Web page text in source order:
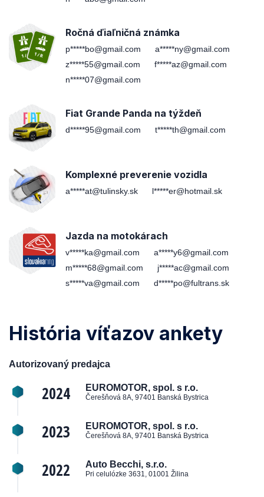
Ročná ďiaľničná známka
p*****bo@gmail.com
a*****ny@gmail.com
z*****55@gmail.com
f*****az@gmail.com
n*****07@gmail.com
Fiat Grande Panda na týždeň
d*****95@gmail.com t*****th@gmail.com
Komplexné preverenie vozidla
a*****at@tulinsky.sk l*****er@hotmail.sk
Jazda na motokárach
v*****ka@gmail.com
a*****y6@gmail.com
m*****68@gmail.com
j*****ac@gmail.com
s*****va@gmail.com
d*****po@fultrans.sk
História víťazov ankety
Autorizovaný predajca
2024 EUROMOTOR, spol. s r.o.
Čerešňová 8A, 97401 Banská Bystrica
2023 EUROMOTOR, spol. s r.o.
Čerešňová 8A, 97401 Banská Bystrica
2022 Auto Becchi, s.r.o.
Pri celulózke 3631, 01001 Žilina